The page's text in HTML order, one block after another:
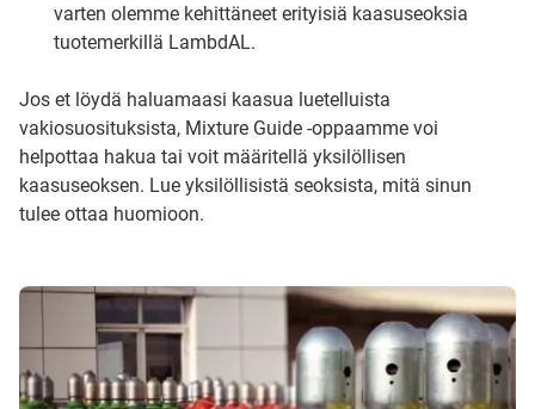
varten olemme kehittäneet erityisiä kaasuseoksia
tuotemerkillä LambdAL.
Jos et löydä haluamaasi kaasua luetelluista
vakiosuosituksista, Mixture Guide -oppaamme voi
helpottaa hakua tai voit määritellä yksilöllisen
kaasuseoksen. Lue yksilöllisistä seoksista, mitä sinun
tulee ottaa huomioon.